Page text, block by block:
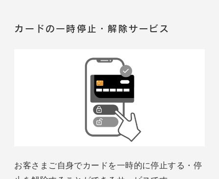
カードの一時停止・解除サービス
お客さまご自身でカードを一時的に停止する・停